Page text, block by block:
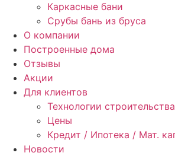
Каркасные бани
Срубы бань из бруса
О компании
Построенные дома
Отзывы
Акции
Для клиентов
Технологии строительства
Цены
Кредит / Ипотека / Мат.
Новости